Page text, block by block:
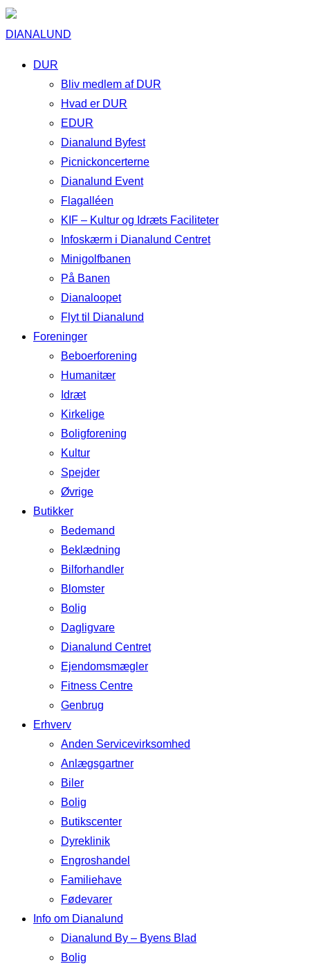
DIANALUND
DUR
Bliv medlem af DUR
Hvad er DUR
EDUR
Dianalund Byfest
Picnickoncerterne
Dianalund Event
Flagalléen
KIF – Kultur og Idræts Faciliteter
Infoskærm i Dianalund Centret
Minigolfbanen
På Banen
Dianaloopet
Flyt til Dianalund
Foreninger
Beboerforening
Humanitær
Idræt
Kirkelige
Boligforening
Kultur
Spejder
Øvrige
Butikker
Bedemand
Beklædning
Bilforhandler
Blomster
Bolig
Dagligvare
Dianalund Centret
Ejendomsmægler
Fitness Centre
Genbrug
Erhverv
Anden Servicevirksomhed
Anlægsgartner
Biler
Bolig
Butikscenter
Dyreklinik
Engroshandel
Familiehave
Fødevarer
Info om Dianalund
Dianalund By – Byens Blad
Bolig